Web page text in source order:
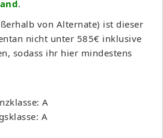
.
von Alternate) ist dieser
nicht unter 585€ inklusive
sodass ihr hier mindestens
A
A